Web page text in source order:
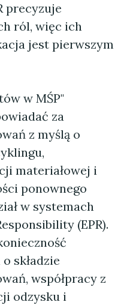
precyzuje
ról, więc ich
jest pierwszym
w MŚP"
za
z myślą o
materiałowej i
ponownego
w systemach
(EPR).
składzie
współpracy z
odzysku i